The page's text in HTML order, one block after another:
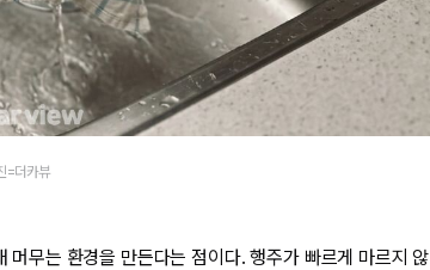
=더카뷰
무는 환경을 만든다는 점이다. 행주가 빠르게 마르지 않